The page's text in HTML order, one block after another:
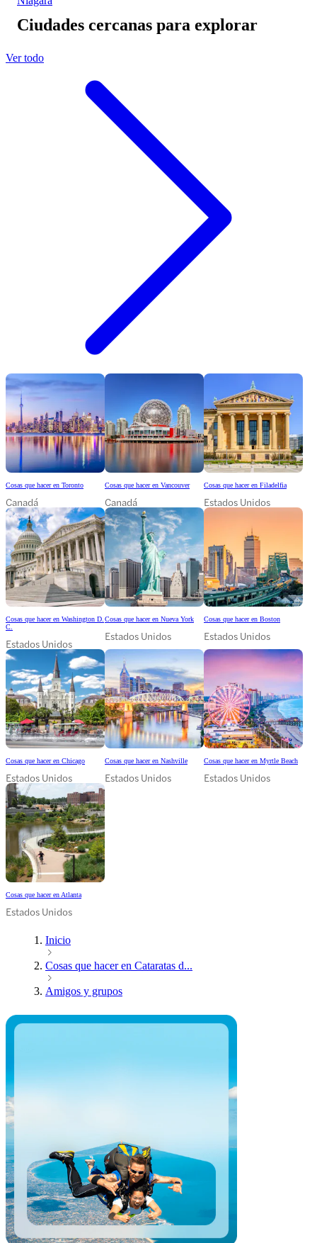
Ciudades cercanas para explorar
Ver todo
Cosas que hacer en Toronto
Canadá
Cosas que hacer en Vancouver
Canadá
Cosas que hacer en Filadelfia
Estados Unidos
Cosas que hacer en Washington D.
C.
Estados Unidos
Cosas que hacer en Nueva York
Estados Unidos
Cosas que hacer en Boston
Estados Unidos
Cosas que hacer en Chicago
Estados Unidos
Cosas que hacer en Nashville
Estados Unidos
Cosas que hacer en Myrtle Beach
Estados Unidos
Cosas que hacer en Atlanta
Estados Unidos
Inicio
Cosas que hacer en Cataratas d...
Amigos y grupos